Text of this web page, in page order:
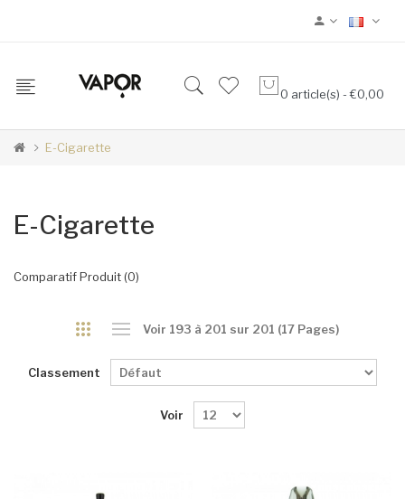
0 article(s) - €0,00
E-Cigarette
E-Cigarette
Comparatif Produit (0)
Voir 193 à 201 sur 201 (17 Pages)
Classement
Voir